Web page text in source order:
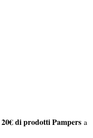
20€ di prodotti Pampers a